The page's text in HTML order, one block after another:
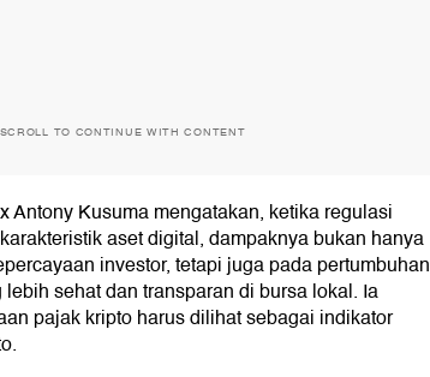
SCROLL TO CONTINUE WITH CONTENT
Antony Kusuma mengatakan, ketika regulasi
aset digital, dampaknya bukan hanya
investor, tetapi juga pada pertumbuhan
sehat dan transparan di bursa lokal. Ia
pajak kripto harus dilihat sebagai indikator